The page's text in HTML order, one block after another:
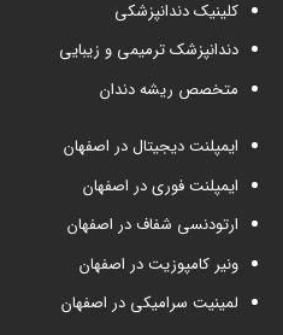
کلینیک دندانپزشکی
دندانپزشک ترمیمی و زیبایی
متخصص ریشه دندان
ایمپلنت دیجیتال در اصفهان
ایمپلنت فوری در اصفهان
ارتودنسی شفاف در اصفهان
ونیر کامپوزیت در اصفهان
لمینیت سرامیکی در اصفهان